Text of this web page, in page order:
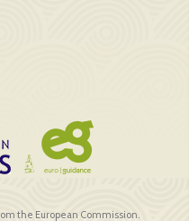
the European Commission.